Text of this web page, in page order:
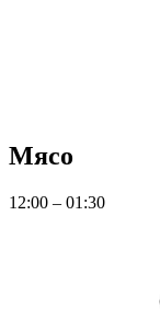
Мясо
12:00 – 01:30